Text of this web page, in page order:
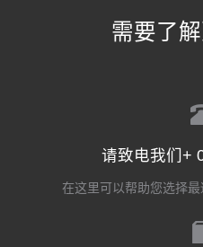
需要了解
请致电我们+
在这里可以帮助您选择最